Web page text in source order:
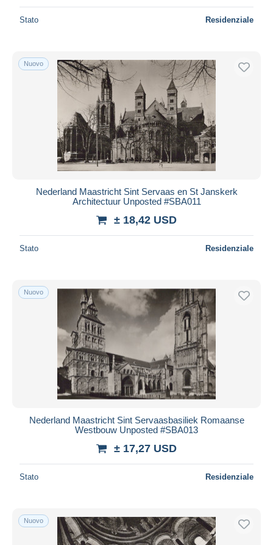
Stato Residenziale
Nuovo
Nederland Maastricht Sint Servaas en St Janskerk
Architectuur Unposted #SBA011
± 18,42 USD
Stato Residenziale
Nuovo
Nederland Maastricht Sint Servaasbasiliek Romaanse
Westbouw Unposted #SBA013
± 17,27 USD
Stato Residenziale
Nuovo